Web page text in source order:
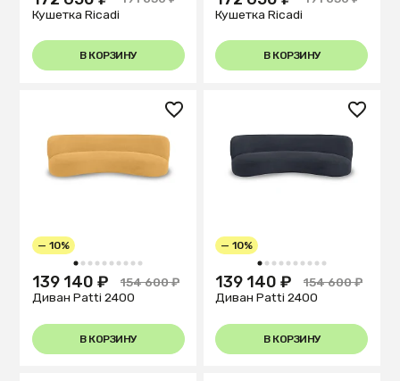
Кушетка Ricadi
В КОРЗИНУ
Кушетка Ricadi
В КОРЗИНУ
1 2 3 4 5 6 7 8 9 10
— 10%
139 140 ₽
154 600 ₽
Диван Patti 2400
В КОРЗИНУ
1 2 3 4 5 6 7 8 9 10
— 10%
139 140 ₽
154 600 ₽
Диван Patti 2400
В КОРЗИНУ